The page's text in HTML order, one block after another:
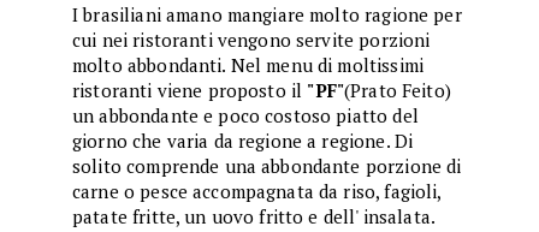
I brasiliani amano mangiare molto ragione per
cui nei ristoranti vengono servite porzioni
molto abbondanti. Nel menu di moltissimi
ristoranti viene proposto il "PF"(Prato Feito)
un abbondante e poco costoso piatto del
giorno che varia da regione a regione. Di
solito comprende una abbondante porzione di
carne o pesce accompagnata da riso, fagioli,
patate fritte, un uovo fritto e dell' insalata.